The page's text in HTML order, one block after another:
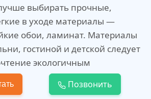
выбирать прочные,
в уходе материалы —
обои, ламинат. Материалы
гостиной и детской следует
экологичным
Это дерево,
паркетная доска,Позвонить